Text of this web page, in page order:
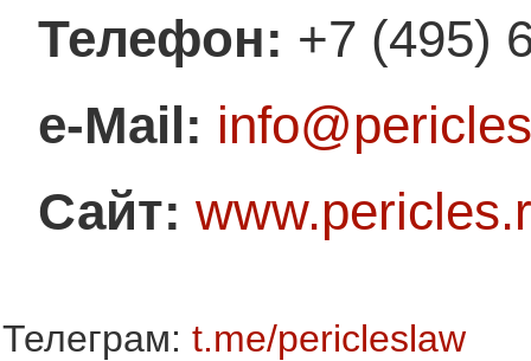
Телефон: +7 (495)
e-Mail:
Сайт:
Телеграм: t.me/pericleslaw